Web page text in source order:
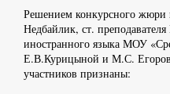
Решением конкурсного
Недбайлик, ст.
иностранного языка МОУ
Е.В.Курицыной и М.С.
участников признаны: